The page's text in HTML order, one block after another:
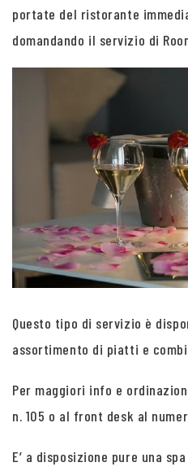
portate del ristorante
domandando il servizio di
Questo tipo di servizio è
assortimento di piatti e
Per maggiori info e
n. 105 o al front desk al
E’ a disposizione pure una